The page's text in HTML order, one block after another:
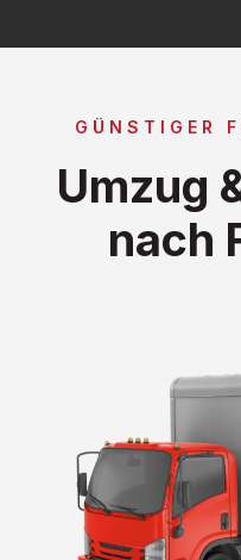
GÜNSTIGER
Umzug
nach